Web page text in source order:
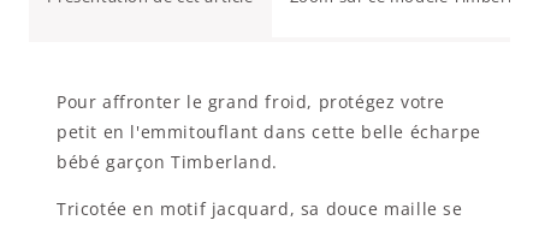
Pour affronter le grand froid, protégez votre
petit en l'emmitouflant dans cette belle écharpe
bébé garçon Timberland.
Tricotée en motif jacquard, sa douce maille se